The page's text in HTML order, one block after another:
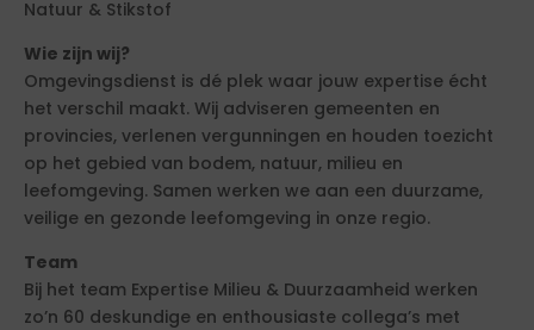
Natuur & Stikstof
Wie zijn wij?
Omgevingsdienst is dé plek waar jouw expertise écht
het verschil maakt. Wij adviseren gemeenten en
provincies, verlenen vergunningen en houden toezicht
op het gebied van bodem, natuur, milieu en
leefomgeving. Samen werken we aan een duurzame,
veilige en gezonde leefomgeving in onze regio.
Team
Bij het team Expertise Milieu & Duurzaamheid werken
zo’n 60 deskundige en enthousiaste collega’s met